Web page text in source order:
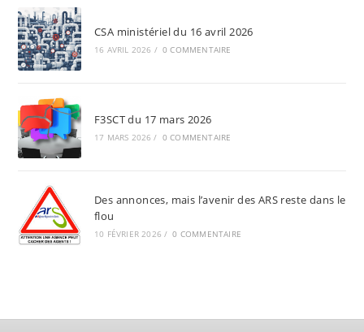
CSA ministériel du 16 avril 2026
16 AVRIL 2026 / 0 COMMENTAIRE
F3SCT du 17 mars 2026
17 MARS 2026 / 0 COMMENTAIRE
Des annonces, mais l’avenir des ARS reste dans le
flou
10 FÉVRIER 2026 / 0 COMMENTAIRE